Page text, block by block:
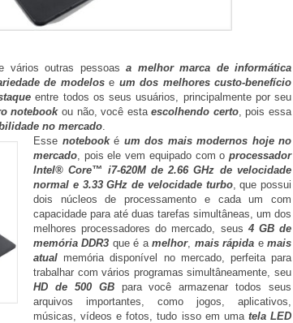
vários outras pessoas a melhor marca de informática
de modelose um dos melhores custo-benefício
entre todos os seus usuários, principalmente por seu
notebookou não, você estaescolhendo certo, pois essa
no mercado.
Esse notebooké um dos mais modernos hoje no
mercado, pois ele vem equipado com o processador
Intel® Core™ i7-620M de 2.66 GHz de velocidade
normal e 3.33 GHz de velocidade turbo, que possui
dois núcleos de processamento e cada um com
capacidade para até duas tarefas simultâneas, um dos
melhores processadores do mercado, seus 4 GB de
memória DDR3 que é amelhor, mais rápida emais
atual memória disponível no mercado, perfeita para
trabalhar com vários programas simultâneamente, seu
HD de 500 GBpara você armazenar todos seus
arquivos importantes, como jogos, aplicativos,
músicas, vídeos e fotos, tudo isso em uma tela LED